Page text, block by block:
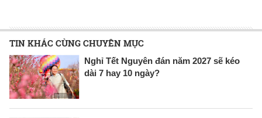
TIN KHÁC CÙNG CHUYÊN MỤC
Nghỉ Tết Nguyên đán năm 2027 sẽ kéo
dài 7 hay 10 ngày?